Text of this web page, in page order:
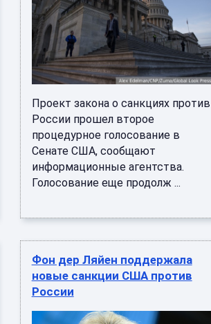
Проект закона о санкциях против
России прошел второе
процедурное голосование в
Сенате США, сообщают
информационные агентства.
Голосование еще продолж ...
Фон дер Ляйен поддержала
новые санкции США против
России